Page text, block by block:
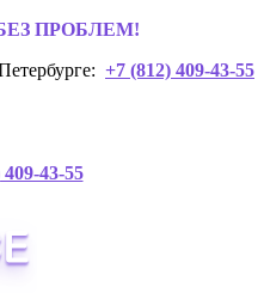
ПРОБЛЕМ!
+7 (812) 409-43-55
43-55